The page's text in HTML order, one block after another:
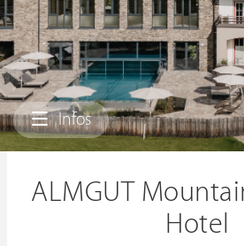
Infos
ALMGUT
Hotel